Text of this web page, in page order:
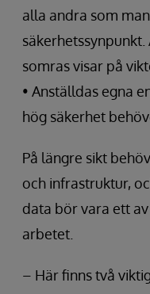
alla andra som
somras visar på
• Anställdas egna
hög säkerhet
På längre sikt
och infrastruktur,
data bör vara ett
arbetet.
– Här finns två